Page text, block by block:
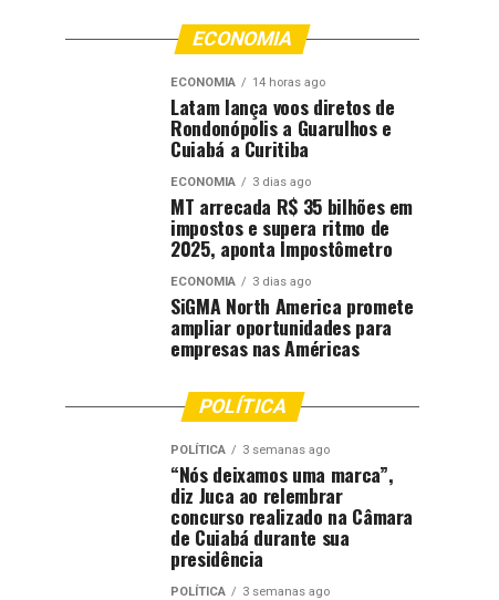
ECONOMIA
ECONOMIA 14 horas ago
Latam lança voos diretos de
Rondonópolis a Guarulhos e
Cuiabá a Curitiba
ECONOMIA 3 dias ago
MT arrecada R$ 35 bilhões em
impostos e supera ritmo de
2025, aponta Impostômetro
ECONOMIA 3 dias ago
SiGMA North America promete
ampliar oportunidades para
empresas nas Américas
POLÍTICA
POLÍTICA 3 semanas ago
“Nós deixamos uma marca”,
diz Juca ao relembrar
concurso realizado na Câmara
de Cuiabá durante sua
presidência
POLÍTICA 3 semanas ago